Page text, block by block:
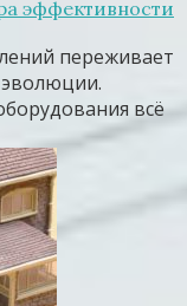
эффективности
переживает
всё